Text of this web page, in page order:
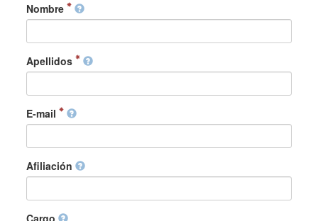
Nombre
Apellidos
E-mail
Afiliación
Cargo